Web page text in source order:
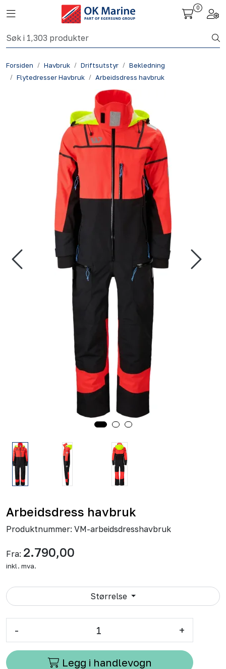
Skip to main content
Toggle navigation
0
Forsiden Havbruk Driftsutstyr
Bekledning
Flytedresser Havbruk
Arbeidsdress havbruk
Arbeidsdress havbruk
Produktnummer: VM-arbeidsdresshavbruk
Fra: 2.790,00
inkl. mva.
Størrelse
- +
Legg i handlevogn
Fiskeri nettbutikk
Havbruk